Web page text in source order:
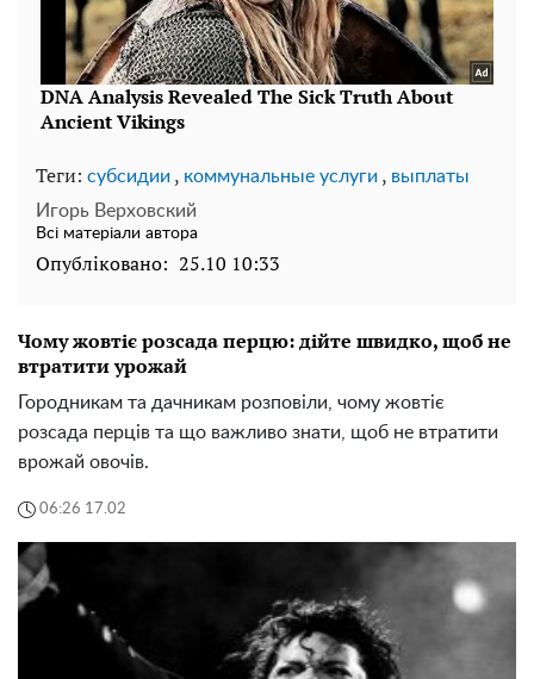
Теги: субсидии , коммунальные услуги , выплаты
Игорь Верховский
Всі матеріали автора
Опубліковано: 25.10 10:33
Чому жовтіє розсада перцю: дійте швидко, щоб не
втратити урожай
Городникам та дачникам розповіли, чому жовтіє
розсада перців та що важливо знати, щоб не втратити
врожай овочів.
06:26 17.02